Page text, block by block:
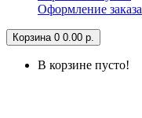
Оформление заказа
Корзина 0 0.00 р.
В корзине пусто!